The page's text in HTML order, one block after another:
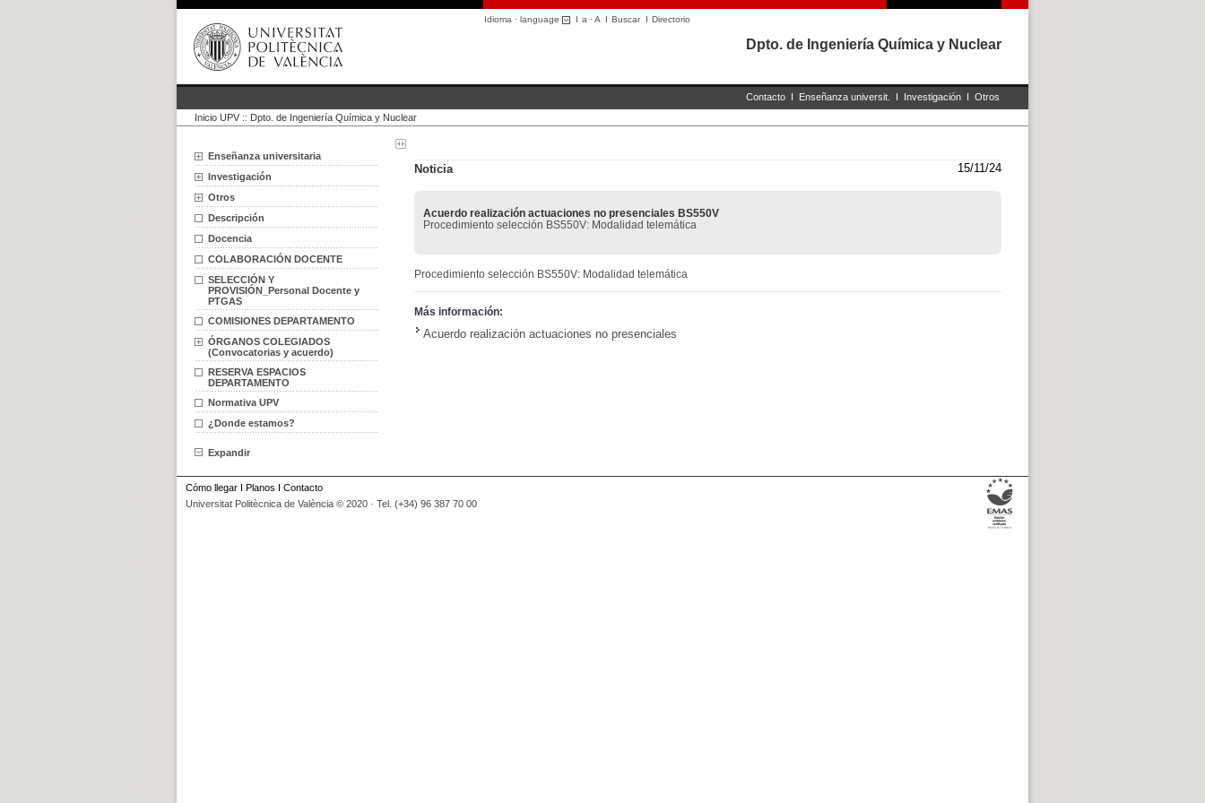
Idioma · language I a ·A I BuscarI Directorio
Dpto. de Ingeniería Química y Nuclear
Contacto I Enseñanza universit. I Investigación I Otros
Inicio UPV :: Dpto. de Ingeniería Química y Nuclear
Enseñanza universitaria
Investigación
Otros
Descripción
Docencia
COLABORACIÓN DOCENTE
SELECCIÓN Y
PROVISIÓN_Personal Docente y
PTGAS
COMISIONES DEPARTAMENTO
ÓRGANOS COLEGIADOS
(Convocatorias y acuerdo)
RESERVA ESPACIOS
DEPARTAMENTO
Normativa UPV
¿Donde estamos?
Expandir
15/11/24
Noticia
Acuerdo realización actuaciones no presenciales BS550V
Procedimiento selección BS550V: Modalidad telemática
Procedimiento selección BS550V: Modalidad telemática
Más información:
Acuerdo realización actuaciones no presenciales
Cómo llegar I Planos I Contacto
Universitat Politècnica de València © 2020 · Tel. (+34) 96 387 70 00